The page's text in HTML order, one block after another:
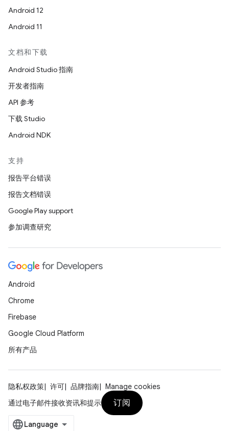
Android 12
Android 11
文档和下载
Android Studio 指南
开发者指南
API 参考
下载 Studio
Android NDK
支持
报告平台错误
报告文档错误
Google Play support
参加调查研究
Android
Chrome
Firebase
Google Cloud Platform
所有产品
隐私权政策 许可 品牌指南
Manage cookies
通过电子邮件接收资讯和提示
订阅